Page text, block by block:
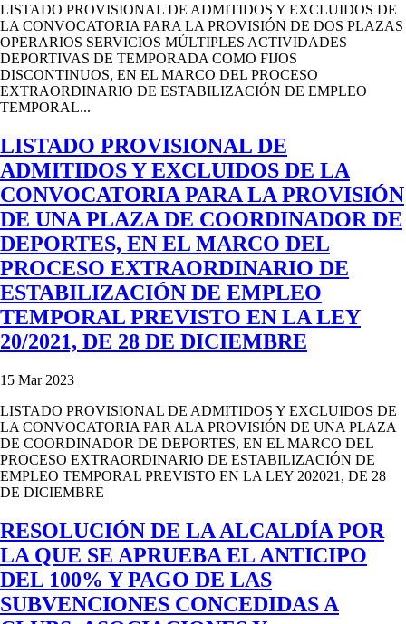
LISTADO PROVISIONAL DE ADMITIDOS Y EXCLUIDOS DE
LA CONVOCATORIA PARA LA PROVISIÓN DE DOS PLAZAS
OPERARIOS SERVICIOS MÚLTIPLES ACTIVIDADES
DEPORTIVAS DE TEMPORADA COMO FIJOS
DISCONTINUOS, EN EL MARCO DEL PROCESO
EXTRAORDINARIO DE ESTABILIZACIÓN DE EMPLEO
TEMPORAL...
LISTADO PROVISIONAL DE
ADMITIDOS Y EXCLUIDOS DE LA
CONVOCATORIA PARA LA PROVISIÓN
DE UNA PLAZA DE COORDINADOR DE
DEPORTES, EN EL MARCO DEL
PROCESO EXTRAORDINARIO DE
ESTABILIZACIÓN DE EMPLEO
TEMPORAL PREVISTO EN LA LEY
20/2021, DE 28 DE DICIEMBRE
15 Mar 2023
LISTADO PROVISIONAL DE ADMITIDOS Y EXCLUIDOS DE
LA CONVOCATORIA PAR ALA PROVISIÓN DE UNA PLAZA
DE COORDINADOR DE DEPORTES, EN EL MARCO DEL
PROCESO EXTRAORDINARIO DE ESTABILIZACIÓN DE
EMPLEO TEMPORAL PREVISTO EN LA LEY 202021, DE 28
DE DICIEMBRE
RESOLUCIÓN DE LA ALCALDÍA POR
LA QUE SE APRUEBA EL ANTICIPO
DEL 100% Y PAGO DE LAS
SUBVENCIONES CONCEDIDAS A